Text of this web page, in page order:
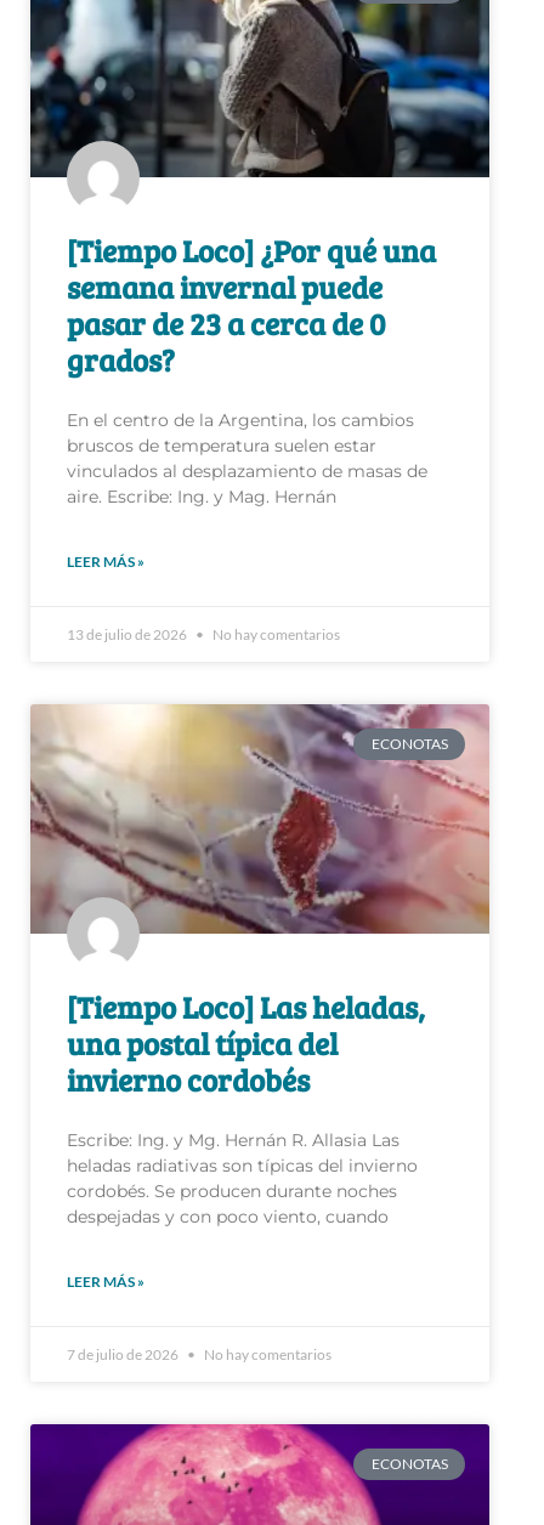
[Tiempo Loco] ¿Por qué una
semana invernal puede
pasar de 23 a cerca de 0
grados?
En el centro de la Argentina, los cambios
bruscos de temperatura suelen estar
vinculados al desplazamiento de masas de
aire. Escribe: Ing. y Mag. Hernán
LEER MÁS »
13 de julio de 2026 No hay comentarios
ECONOTAS
[Tiempo Loco] Las heladas,
una postal típica del
invierno cordobés
Escribe: Ing. y Mg. Hernán R. Allasia Las
heladas radiativas son típicas del invierno
cordobés. Se producen durante noches
despejadas y con poco viento, cuando
LEER MÁS »
7 de julio de 2026 No hay comentarios
ECONOTAS